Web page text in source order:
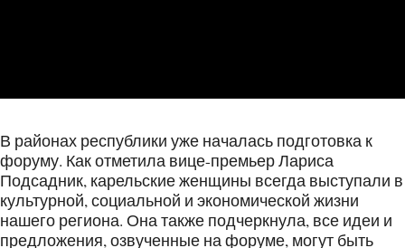
В районах республики уже началась подготовка к
форуму. Как отметила вице-премьер Лариса
Подсадник, карельские женщины всегда выступали в
культурной, социальной и экономической жизни
нашего региона. Она также подчеркнула, все идеи и
предложения, озвученные на форуме, могут быть